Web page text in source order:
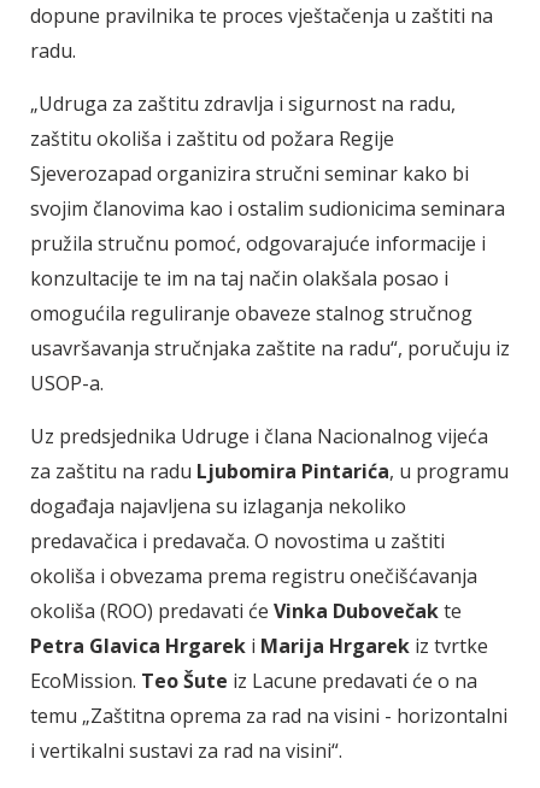
dopune pravilnika te proces vještačenja u zaštiti na
radu.
„Udruga za zaštitu zdravlja i sigurnost na radu,
zaštitu okoliša i zaštitu od požara Regije
Sjeverozapad organizira stručni seminar kako bi
svojim članovima kao i ostalim sudionicima seminara
pružila stručnu pomoć, odgovarajuće informacije i
konzultacije te im na taj način olakšala posao i
omogućila reguliranje obaveze stalnog stručnog
usavršavanja stručnjaka zaštite na radu“, poručuju iz
USOP-a.
Uz predsjednika Udruge i člana Nacionalnog vijeća
za zaštitu na radu Ljubomira Pintarića, u programu
događaja najavljena su izlaganja nekoliko
predavačica i predavača. O novostima u zaštiti
okoliša i obvezama prema registru onečišćavanja
okoliša (ROO) predavati će Vinka Dubovečakte
Petra Glavica Hrgarek i Marija Hrgarek iz tvrtke
EcoMission. Teo Šute iz Lacune predavati će o na
temu „Zaštitna oprema za rad na visini - horizontalni
i vertikalni sustavi za rad na visini“.